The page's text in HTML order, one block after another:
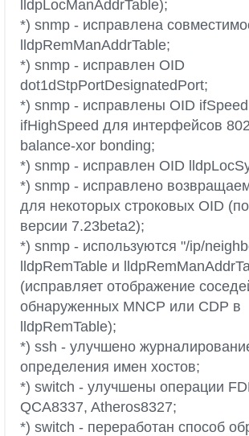
lldpLocManAddrTable);
*) snmp - исправлена
lldpRemManAddrTable;
*) snmp - исправлен OID
dot1dStpPortDesignatedPort;
*) snmp - исправлены OID
ifHighSpeed для интерфейсов
balance-xor bonding;
*) snmp - исправлен OID
*) snmp - исправлено
для некоторых строковых OID
версии 7.23beta2);
*) snmp - используются "/ip/
lldpRemTable и
(исправляет отображение
обнаруженных MNCP или CDP в
lldpRemTable);
*) ssh - улучшено
определения имен хостов;
*) switch - улучшены операции
QCA8337, Atheros8327;
*) switch - переработан способ